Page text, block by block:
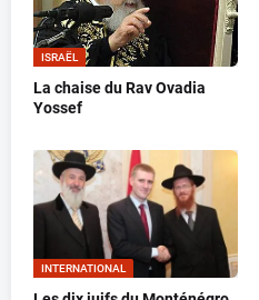
ISRAËL
La chaise du Rav Ovadia
Yossef
INTERNATIONAL